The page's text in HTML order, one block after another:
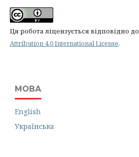
Ця робота ліцензується відповідно до
Attribution 4.0 International License.
МОВА
English
Українська